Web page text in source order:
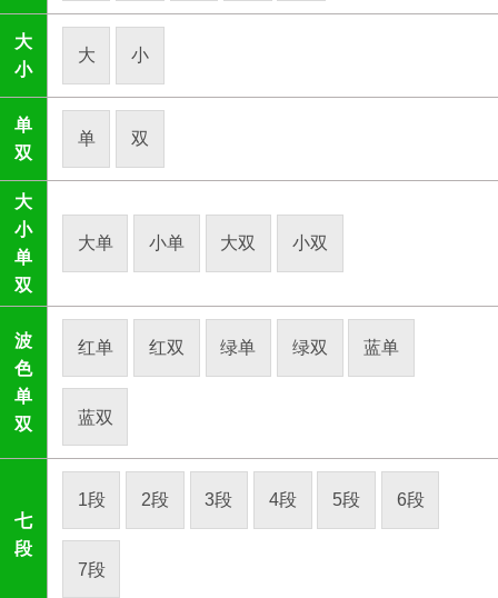
大
小
大 小
单
双
单 双
大
小
单
双
大单 小单 大双 小双
波
色
单
双
红单 红双 绿单 绿双 蓝单
蓝双
七
段
1段 2段 3段 4段 5段 6段
7段